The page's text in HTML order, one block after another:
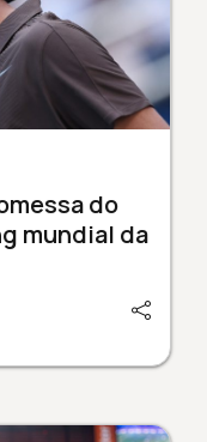
do
mundial da